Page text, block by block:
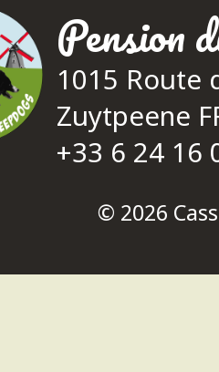
Pension
1015 Route
Zuytpeene
+33 6 24 16
© 2026